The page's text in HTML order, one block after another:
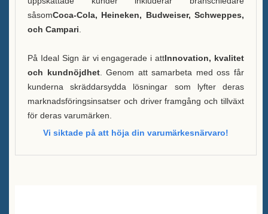
såsomCoca-Cola, Heineken, Budweiser, Schweppes,
och Campari
På Ideal Sign är vi engagerade i attInnovation, kvalitet
och kundnöjdhet. Genom att samarbeta med oss får
kunderna skräddarsydda lösningar som lyfter deras
marknadsföringsinsatser och driver framgång och tillväxt
för deras varumärken.
Vi siktade på att höja din varumärkesnärvaro!